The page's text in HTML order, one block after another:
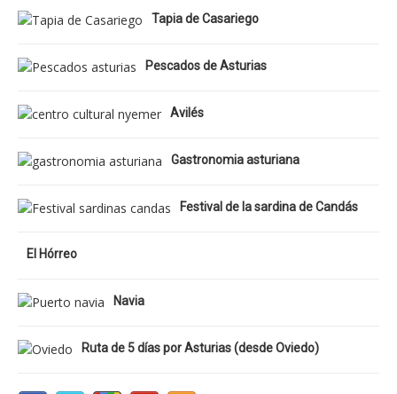
Tapia de Casariego
Pescados de Asturias
Avilés
Gastronomia asturiana
Festival de la sardina de Candás
El Hórreo
Navia
Ruta de 5 días por Asturias (desde Oviedo)